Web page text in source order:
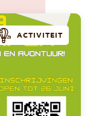
ACTIVITEIT